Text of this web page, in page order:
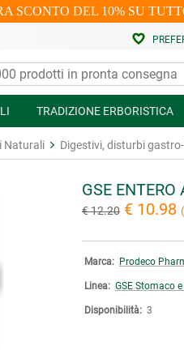
SCONTO DEL 10% SU
TRADIZIONE ERBORISTICA
Naturali Digestivi, disturbi
GSE ENTERO
€ 12.20 € 10.98
Marca: Prodeco
Linea: GSE Stomaco
Disponibilità: 3